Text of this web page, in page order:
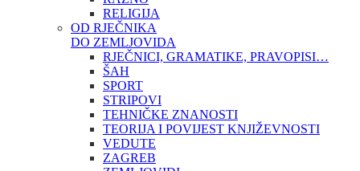
RELIGIJA
OD RJEČNIKA
DO ZEMLJOVIDA
RJEČNICI, GRAMATIKE, PRAVOPISI…
ŠAH
SPORT
STRIPOVI
TEHNIČKE ZNANOSTI
TEORIJA I POVIJEST KNJIŽEVNOSTI
VEDUTE
ZAGREB